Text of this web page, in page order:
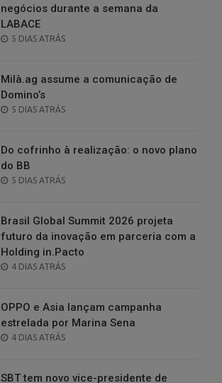
negócios durante a semana da
LABACE
POSTED
5 DIAS ATRÁS
Milà.ag assume a comunicação de
Domino’s
POSTED
5 DIAS ATRÁS
Do cofrinho à realização: o novo plano
do BB
POSTED
5 DIAS ATRÁS
Brasil Global Summit 2026 projeta
futuro da inovação em parceria com a
Holding in.Pacto
POSTED
4 DIAS ATRÁS
OPPO e Asia lançam campanha
estrelada por Marina Sena
POSTED
4 DIAS ATRÁS
SBT tem novo vice-presidente de